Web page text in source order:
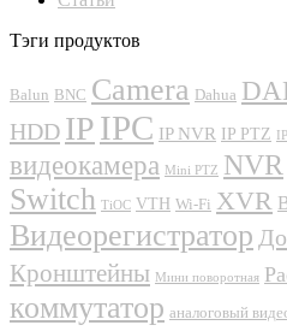
Тэги продуктов
Balun BNC Camera Dahua
HDD IPIPC IP NVR IP PTZ
видеокамера
Mini PTZ NVR
Switch TiOC VTH Wi-Fi XVR
Видеорегистратор
Кронштейны Мини поворотная
коммутатор аналоговый